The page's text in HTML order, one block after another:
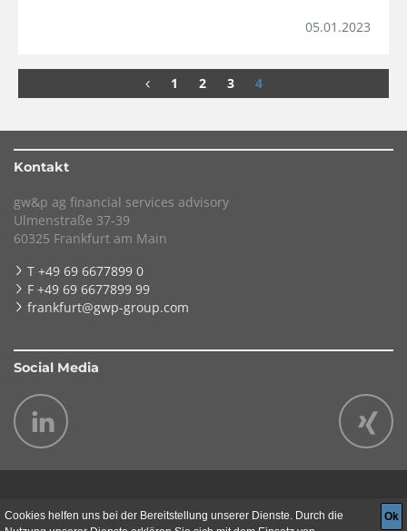
05.01.2023
1 2 3 4
Kontakt
gw&p ag financial services advisory
Ulmenstraße 37-39
60325 Frankfurt am Main
T +49 69 6677899 0
F +49 69 6677899 99
frankfurt@gwp-group.com
Social Media